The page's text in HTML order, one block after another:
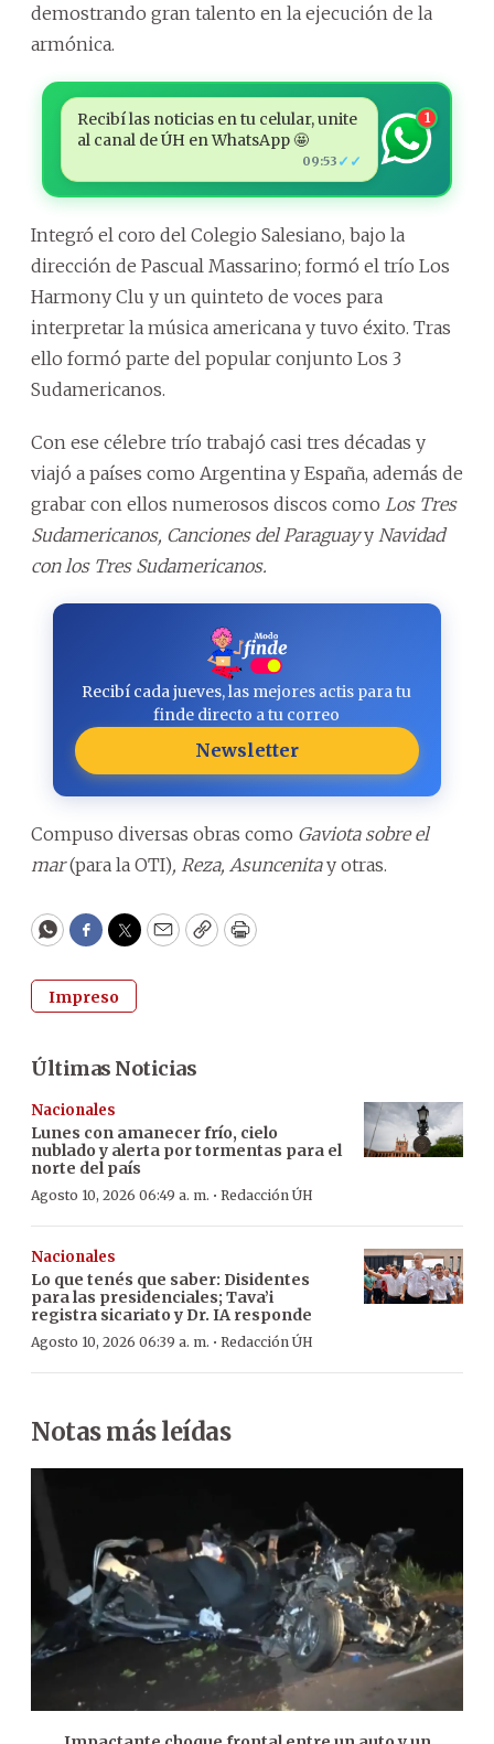
demostrando gran talento en la ejecución de la
armónica.
Recibí las noticias en tu celular, unite
al canal de ÚH en WhatsApp 🤩
09:53 ✓✓
1
Integró el coro del Colegio Salesiano, bajo la
dirección de Pascual Massarino; formó el trío Los
Harmony Clu y un quinteto de voces para
interpretar la música americana y tuvo éxito. Tras
ello formó parte del popular conjunto Los 3
Sudamericanos.
Con ese célebre trío trabajó casi tres décadas y
viajó a países como Argentina y España, además de
grabar con ellos numerosos discos como Los Tres
Sudamericanos, Canciones del Paraguayy Navidad
con los Tres Sudamericanos.
Recibí cada jueves, las mejores actis para tu
finde directo a tu correo
Newsletter
Compuso diversas obras como Gaviota sobre el
mar(para la OTI), Reza, Asuncenitay otras.
WhatsApp
Facebook
Twitter
EmailCopyPrint
Impreso
Últimas Noticias
Nacionales
Lunes con amanecer frío, cielo
nublado y alerta por tormentas para el
norte del país
Agosto 10, 2026 06:49 a. m. · Redacción ÚH
Nacionales
Lo que tenés que saber: Disidentes
para las presidenciales; Tava’i
registra sicariato y Dr. IA responde
Agosto 10, 2026 06:39 a. m. · Redacción ÚH
Notas más leídas